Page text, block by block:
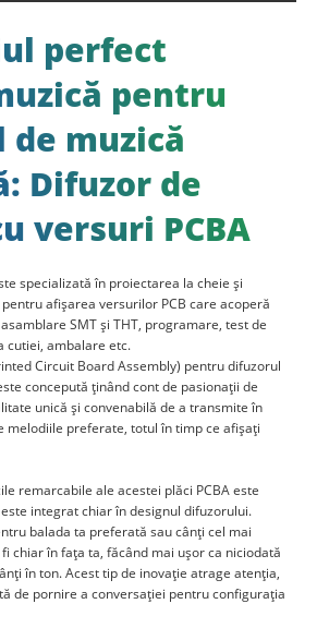
perfect
pentru
muzică
Difuzor de
versuri PCBA
specializată în proiectarea la cheie și
afișarea versurilor PCB care acoperă
SMT și THT, programare, test de
cutiei, ambalare etc.
Circuit Board Assembly) pentru difuzorul
concepută ținând cont de pasionații de
unică și convenabilă de a transmite în
melodiile preferate, totul în timp ce afișați
remarcabile ale acestei plăci PCBA este
integrat chiar în designul difuzorului.
balada ta preferată sau cânți cel mai
chiar în fața ta, făcând mai ușor ca niciodată
în ton. Acest tip de inovație atrage atenția,
de pornire a conversației pentru configurația